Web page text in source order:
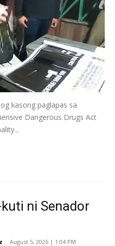
kasong paglapas sa
Dangerous Drugs Act
ni Senador
- August 5, 2026 | 1:04 PM